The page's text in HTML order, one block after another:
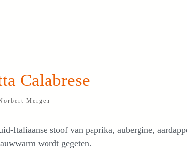
Calabrese
Mergen
Italiaanse stoof van paprika, aubergine,
wordt gegeten.